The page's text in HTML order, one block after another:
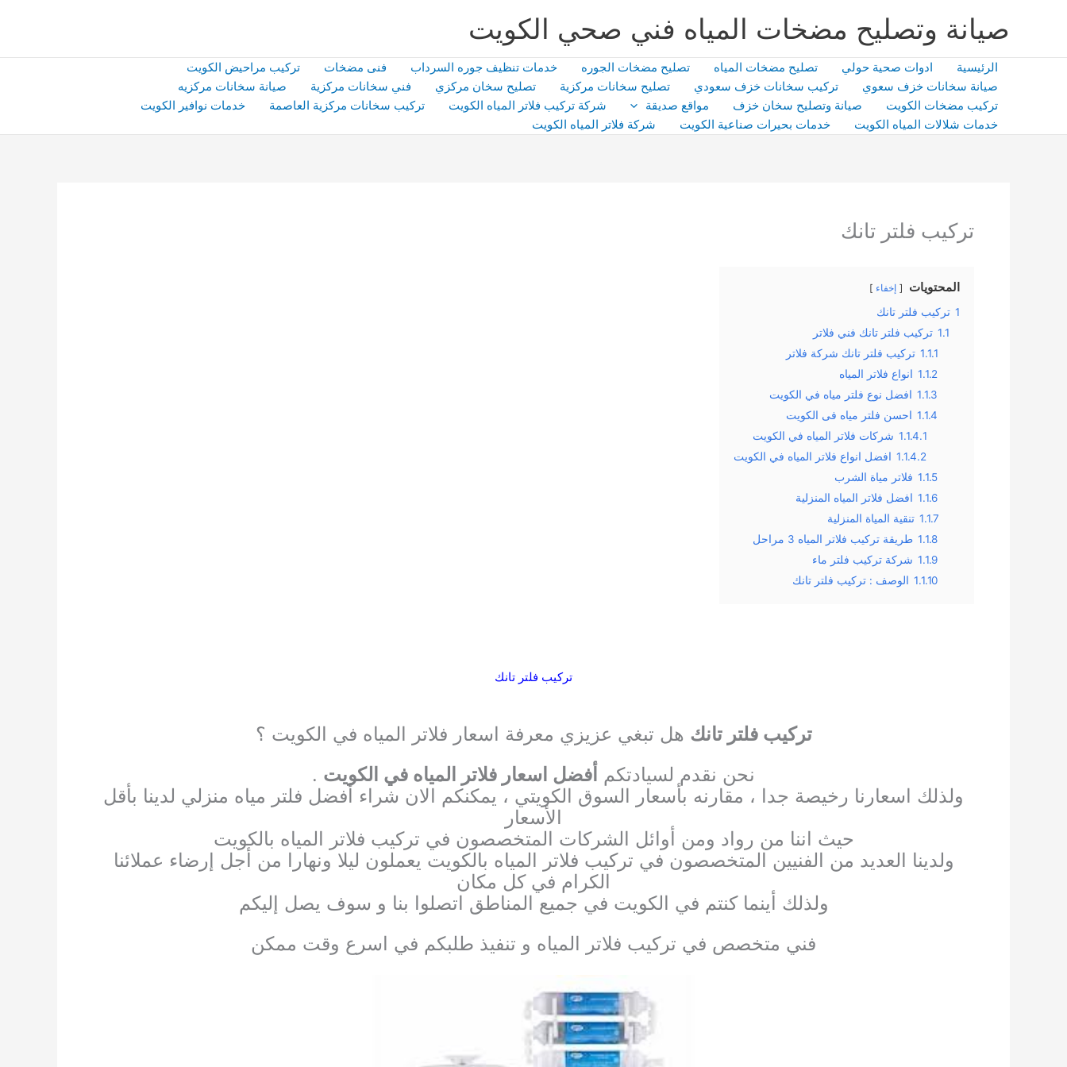
صيانة وتصليح مضخات المياه فني صحي الكويت
الرئيسية ادوات صحية حولي تصليح مضخات المياه تصليح مضخات الجوره خدمات تنظيف جوره السرداب فنى مضخات
تركيب مراحيض الكويت
صيانة سخانات خزف سعوي
تركيب سخانات خزف سعودي تصليح سخانات مركزية تصليح سخان مركزي فني سخانات مركزية
صيانة سخانات مركزيه
تركيب مضخات الكويت
صيانة وتصليح سخان خزف مواقع صديقة شركة تركيب فلاتر المياه الكويت تركيب سخانات مركزية العاصمة
خدمات نوافير الكويت
خدمات شلالات المياه الكويت
خدمات بحيرات صناعية الكويت شركة فلاتر المياه الكويت
تركيب فلتر تانك
المحتويات إخفاء
1 تركيب فلتر تانك
1.1 تركيب فلتر تانك فني فلاتر
1.1.1 تركيب فلتر تانك شركة فلاتر
1.1.2 انواع فلاتر المياه
1.1.3 افضل نوع فلتر مياه في الكويت
1.1.4 احسن فلتر مياه فى الكويت
1.1.4.1 شركات فلاتر المياه في الكويت
1.1.4.2 افضل انواع فلاتر المياه في الكويت
1.1.5 فلاتر مياة الشرب
1.1.6 افضل فلاتر المياه المنزلية
1.1.7 تنقية المياة المنزلية
1.1.8 طريقة تركيب فلاتر المياه 3 مراحل
1.1.9 شركة تركيب فلتر ماء
1.1.10 الوصف : تركيب فلتر تانك
تركيب فلتر تانك
تركيب فلتر تانك هل تبغي عزيزي معرفة اسعار فلاتر المياه في الكويت ؟
نحن نقدم لسيادتكم أفضل اسعار فلاتر المياه في الكويت .
ولذلك اسعارنا رخيصة جدا ، مقارنه بأسعار السوق الكويتي ، يمكنكم الان شراء أفضل فلتر مياه منزلي لدينا بأقل
الأسعار
حيث اننا من رواد ومن أوائل الشركات المتخصصون في تركيب فلاتر المياه بالكويت
ولدينا العديد من الفنيين المتخصصون في تركيب فلاتر المياه بالكويت يعملون ليلا ونهارا من أجل إرضاء عملائنا
الكرام في كل مكان
ولذلك أينما كنتم في الكويت في جميع المناطق اتصلوا بنا و سوف يصل إليكم
فني متخصص في تركيب فلاتر المياه و تنفيذ طلبكم في اسرع وقت ممكن